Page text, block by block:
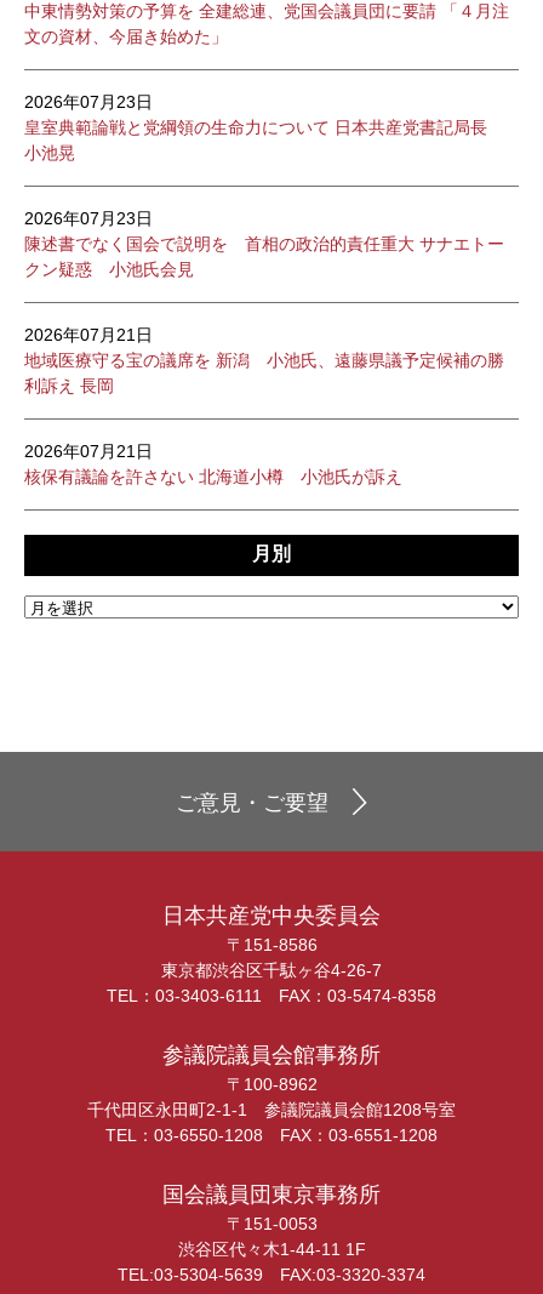
中東情勢対策の予算を 全建総連、党国会議員団に要請 「４月注
文の資材、今届き始めた」
2026年07月23日
皇室典範論戦と党綱領の生命力について 日本共産党書記局長
小池晃
2026年07月23日
陳述書でなく国会で説明を 首相の政治的責任重大 サナエトー
クン疑惑 小池氏会見
2026年07月21日
地域医療守る宝の議席を 新潟 小池氏、遠藤県議予定候補の勝
利訴え 長岡
2026年07月21日
核保有議論を許さない 北海道小樽 小池氏が訴え
月別
ご意見・ご要望
日本共産党中央委員会
〒151-8586
東京都渋谷区千駄ヶ谷4-26-7
TEL：03-3403-6111 FAX：03-5474-8358
参議院議員会館事務所
〒100-8962
千代田区永田町2-1-1 参議院議員会館1208号室
TEL：03-6550-1208 FAX：03-6551-1208
国会議員団東京事務所
〒151-0053
渋谷区代々木1-44-11 1F
TEL:03-5304-5639 FAX:03-3320-3374